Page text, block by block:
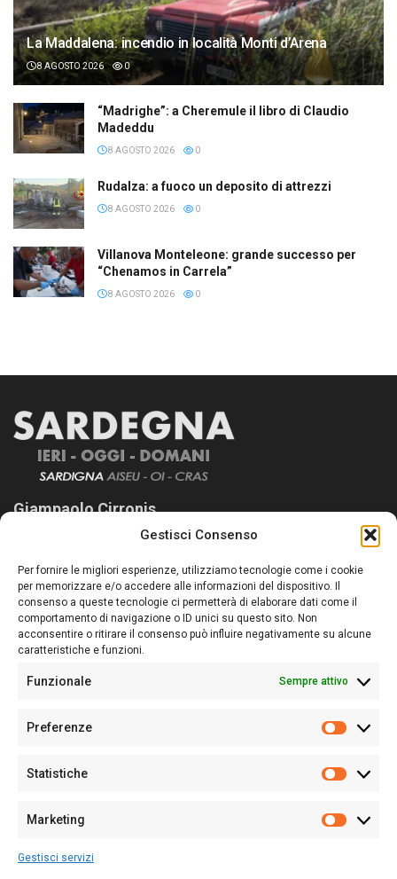
Gestisci Consenso
Per fornire le migliori esperienze, utilizziamo tecnologie come i cookie
per memorizzare e/o accedere alle informazioni del dispositivo. Il
consenso a queste tecnologie ci permetterà di elaborare dati come il
comportamento di navigazione o ID unici su questo sito. Non
acconsentire o ritirare il consenso può influire negativamente su alcune
caratteristiche e funzioni.
Funzionale Sempre attivo
Preferenze
Statistiche
Marketing
Gestisci servizi
La Maddalena: incendio in località Monti d’Arena
8 AGOSTO 2026 0
“Madrighe”: a Cheremule il libro di Claudio
Madeddu
8 AGOSTO 2026 0
Rudalza: a fuoco un deposito di attrezzi
8 AGOSTO 2026 0
Villanova Monteleone: grande successo per
“Chenamos in Carrela”
8 AGOSTO 2026 0
Giampaolo Cirronis
Sardegna Ieri-Oggi-Domani nasce per informare “liberamente” i
lettori su quanto accade in Sardegna, con un occhio rivolto al
nostro passato e, soprattutto, al nostro futuro
Follow Us
Sede:Via Cristoforo Colombo 09013 Carbonia
Partita IVA02270380922
128/2020 del 10/02/2020
Per la Pubblicità: